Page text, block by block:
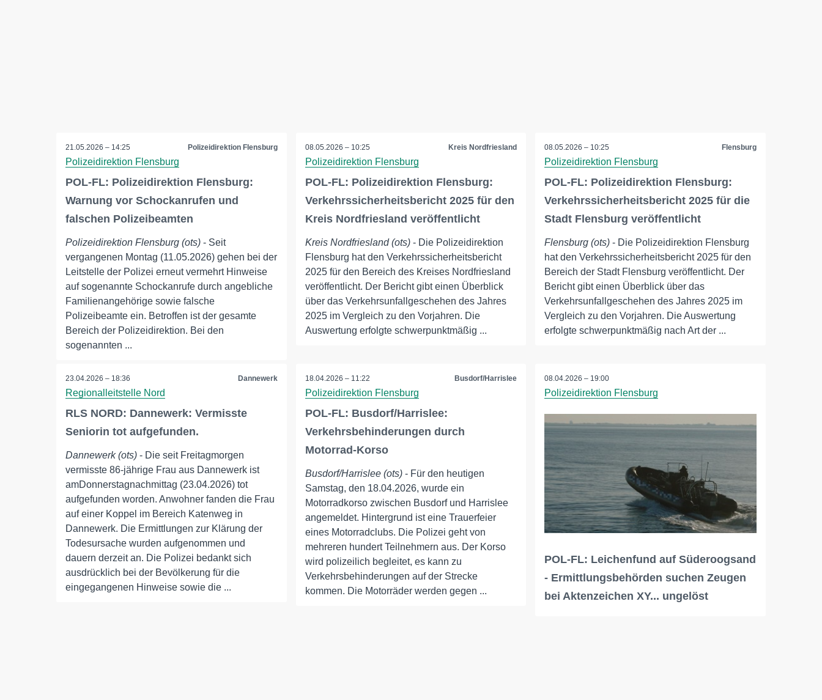
21.05.2026 – 14:25 Polizeidirektion Flensburg
Polizeidirektion Flensburg
POL-FL: Polizeidirektion Flensburg:
Warnung vor Schockanrufen und
falschen Polizeibeamten
Polizeidirektion Flensburg (ots) - Seit
vergangenen Montag (11.05.2026) gehen bei der
Leitstelle der Polizei erneut vermehrt Hinweise
auf sogenannte Schockanrufe durch angebliche
Familienangehörige sowie falsche
Polizeibeamte ein. Betroffen ist der gesamte
Bereich der Polizeidirektion. Bei den
sogenannten ...
08.05.2026 – 10:25 Kreis Nordfriesland
Polizeidirektion Flensburg
POL-FL: Polizeidirektion Flensburg:
Verkehrssicherheitsbericht 2025 für den
Kreis Nordfriesland veröffentlicht
Kreis Nordfriesland (ots)- Die Polizeidirektion
Flensburg hat den Verkehrssicherheitsbericht
2025 für den Bereich des Kreises Nordfriesland
veröffentlicht. Der Bericht gibt einen Überblick
über das Verkehrsunfallgeschehen des Jahres
2025 im Vergleich zu den Vorjahren. Die
Auswertung erfolgte schwerpunktmäßig ...
08.05.2026 – 10:25 Flensburg
Polizeidirektion Flensburg
POL-FL: Polizeidirektion Flensburg:
Verkehrssicherheitsbericht 2025 für die
Stadt Flensburg veröffentlicht
Flensburg (ots) - Die Polizeidirektion Flensburg
hat den Verkehrssicherheitsbericht 2025 für den
Bereich der Stadt Flensburg veröffentlicht. Der
Bericht gibt einen Überblick über das
Verkehrsunfallgeschehen des Jahres 2025 im
Vergleich zu den Vorjahren. Die Auswertung
erfolgte schwerpunktmäßig nach Art der ...
23.04.2026 – 18:36 Dannewerk
Regionalleitstelle Nord
RLS NORD: Dannewerk: Vermisste
Seniorin tot aufgefunden.
Dannewerk (ots) - Die seit Freitagmorgen
vermisste 86-jährige Frau aus Dannewerk ist
amDonnerstagnachmittag (23.04.2026) tot
aufgefunden worden. Anwohner fanden die Frau
auf einer Koppel im Bereich Katenweg in
Dannewerk. Die Ermittlungen zur Klärung der
Todesursache wurden aufgenommen und
dauern derzeit an. Die Polizei bedankt sich
ausdrücklich bei der Bevölkerung für die
eingegangenen Hinweise sowie die ...
18.04.2026 – 11:22 Busdorf/Harrislee
Polizeidirektion Flensburg
POL-FL: Busdorf/Harrislee:
Verkehrsbehinderungen durch
Motorrad-Korso
Busdorf/Harrislee (ots)- Für den heutigen
Samstag, den 18.04.2026, wurde ein
Motorradkorso zwischen Busdorf und Harrislee
angemeldet. Hintergrund ist eine Trauerfeier
eines Motorradclubs. Die Polizei geht von
mehreren hundert Teilnehmern aus. Der Korso
wird polizeilich begleitet, es kann zu
Verkehrsbehinderungen auf der Strecke
kommen. Die Motorräder werden gegen ...
08.04.2026 – 19:00
Polizeidirektion Flensburg
POL-FL: Leichenfund auf Süderoogsand
- Ermittlungsbehörden suchen Zeugen
bei Aktenzeichen XY... ungelöst